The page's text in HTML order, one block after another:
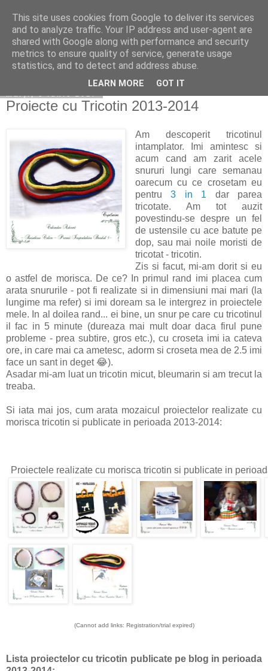
Copilarim
Proiecte cu Tricotin 2013-2014
Am descoperit tricotinul
intamplator. Imi amintesc si
acum cand am zarit acele
snururi lungi care semanau
oarecum cu ce crosetam eu
pentru3 in 1 dar parea
tricotate. Am tot auzit
povestindu-se despre un fel
de ustensile cu ace batute pe
dop, sau mai noile moristi de
tricotat - tricotin.
Zis si facut, mi-am dorit si eu
o astfel de morisca. De ce? In primul rand imi placea cum
arata snururile - pot fi realizate si in dimensiuni mai mari (la
lungime ma refer) si imi doream sa le intergrez in proiectele
mele. In al doilea rand... ei bine, un snur pe care cu tricotinul
il fac in 5 minute (dureaza mai mult doar daca firul pune
probleme - prea subtire, gros etc.), cu croseta imi ia cateva
ore, in care mai ca ametesc, adorm si croseta mea de 2.5 imi
face un sant in deget 😂).
Asadar mi-am luat un tricotin micut, bleumarin si am trecut la
treaba.
Si iata mai jos, cum arata mozaicul proiectelor realizate cu
morisca tricotin si publicate in perioada 2013-2014:
Proiectele realizate cu morisca tricotin si publicate in
(Cannot add links: Registration/trial expired)
Lista proiectelor cu tricotin publicate pe blog in perioada
This site uses cookies from Google to deliver its services
and to analyze traffic. Your IP address and user-agent are
shared with Google along with performance and security
metrics to ensure quality of service, generate usage
statistics, and to detect and address abuse.
LEARN MORE GOT IT